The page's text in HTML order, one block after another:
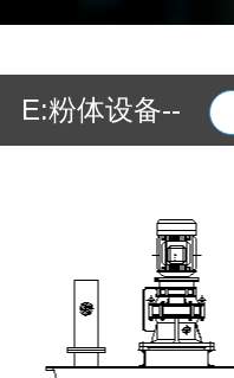
E:粉体设备--